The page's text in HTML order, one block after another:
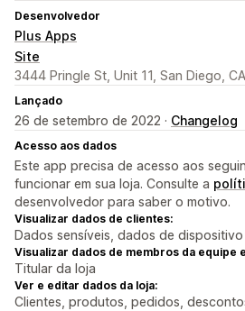
Desenvolvedor
Plus Apps
Site
3444 Pringle St, Unit 11, San Diego,
Lançado
26 de setembro de 2022 · Changelog
Acesso aos dados
Este app precisa de acesso aos
funcionar em sua loja. Consulte a
desenvolvedor para saber o motivo.
Visualizar dados de clientes:
Dados sensíveis, dados de
Visualizar dados de membros da equipe
Titular da loja
Ver e editar dados da loja:
Clientes, produtos, pedidos,